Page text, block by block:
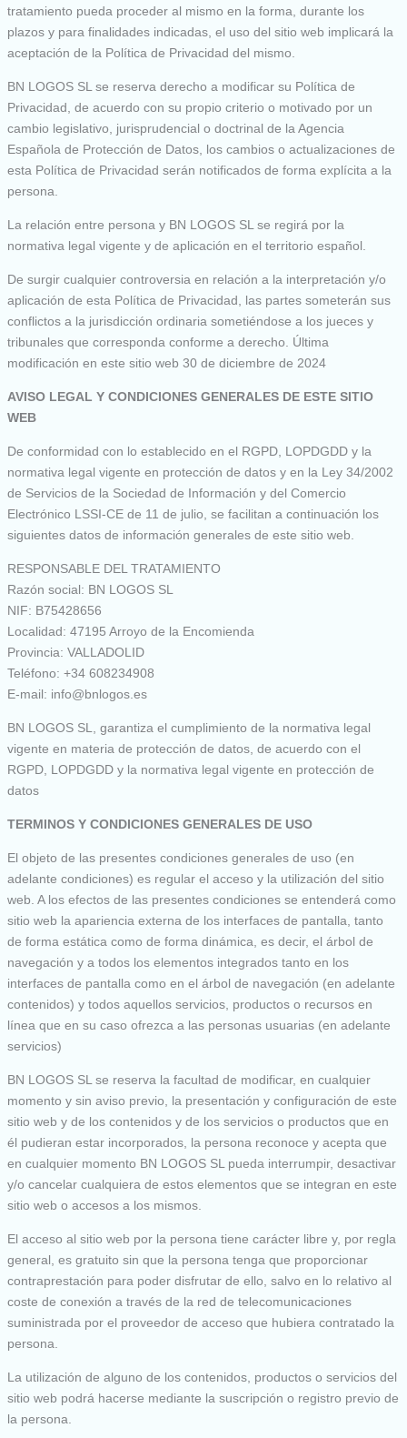
tratamiento pueda proceder al mismo en la forma, durante los
plazos y para finalidades indicadas, el uso del sitio web implicará la
aceptación de la Política de Privacidad del mismo.
BN LOGOS SL se reserva derecho a modificar su Política de
Privacidad, de acuerdo con su propio criterio o motivado por un
cambio legislativo, jurisprudencial o doctrinal de la Agencia
Española de Protección de Datos, los cambios o actualizaciones de
esta Política de Privacidad serán notificados de forma explícita a la
persona.
La relación entre persona y BN LOGOS SL se regirá por la
normativa legal vigente y de aplicación en el territorio español.
De surgir cualquier controversia en relación a la interpretación y/o
aplicación de esta Política de Privacidad, las partes someterán sus
conflictos a la jurisdicción ordinaria sometiéndose a los jueces y
tribunales que corresponda conforme a derecho. Última
modificación en este sitio web 30 de diciembre de 2024
AVISO LEGAL Y CONDICIONES GENERALES DE ESTE SITIO
WEB
De conformidad con lo establecido en el RGPD, LOPDGDD y la
normativa legal vigente en protección de datos y en la Ley 34/2002
de Servicios de la Sociedad de Información y del Comercio
Electrónico LSSI-CE de 11 de julio, se facilitan a continuación los
siguientes datos de información generales de este sitio web.
RESPONSABLE DEL TRATAMIENTO
Razón social: BN LOGOS SL
NIF: B75428656
Localidad: 47195 Arroyo de la Encomienda
Provincia: VALLADOLID
Teléfono: +34 608234908
E-mail: info@bnlogos.es
BN LOGOS SL, garantiza el cumplimiento de la normativa legal
vigente en materia de protección de datos, de acuerdo con el
RGPD, LOPDGDD y la normativa legal vigente en protección de
datos
TERMINOS Y CONDICIONES GENERALES DE USO
El objeto de las presentes condiciones generales de uso (en
adelante condiciones) es regular el acceso y la utilización del sitio
web. A los efectos de las presentes condiciones se entenderá como
sitio web la apariencia externa de los interfaces de pantalla, tanto
de forma estática como de forma dinámica, es decir, el árbol de
navegación y a todos los elementos integrados tanto en los
interfaces de pantalla como en el árbol de navegación (en adelante
contenidos) y todos aquellos servicios, productos o recursos en
línea que en su caso ofrezca a las personas usuarias (en adelante
servicios)
BN LOGOS SL se reserva la facultad de modificar, en cualquier
momento y sin aviso previo, la presentación y configuración de este
sitio web y de los contenidos y de los servicios o productos que en
él pudieran estar incorporados, la persona reconoce y acepta que
en cualquier momento BN LOGOS SL pueda interrumpir, desactivar
y/o cancelar cualquiera de estos elementos que se integran en este
sitio web o accesos a los mismos.
El acceso al sitio web por la persona tiene carácter libre y, por regla
general, es gratuito sin que la persona tenga que proporcionar
contraprestación para poder disfrutar de ello, salvo en lo relativo al
coste de conexión a través de la red de telecomunicaciones
suministrada por el proveedor de acceso que hubiera contratado la
persona.
La utilización de alguno de los contenidos, productos o servicios del
sitio web podrá hacerse mediante la suscripción o registro previo de
la persona.